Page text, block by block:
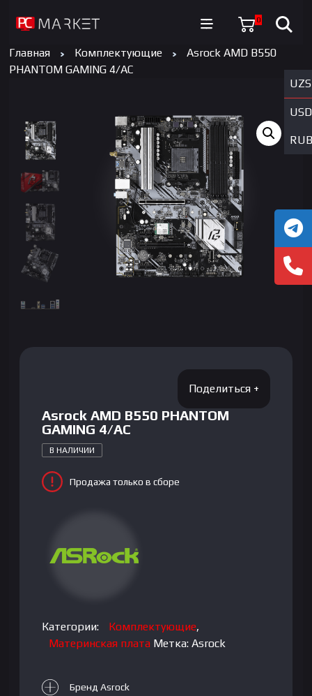
0
UZS
USD
RUB
Главная Комплектующие
Asrock AMD B550
PHANTOM GAMING 4/AC
Asrock AMD B550 PHANTOM
GAMING 4/AC
В НАЛИЧИИ
Продажа только в сборе
Категории: Комплектующие,
Материнская плата Метка:Asrock
Бренд Asrock